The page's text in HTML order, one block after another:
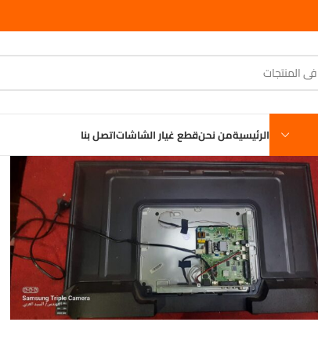
الرئيسيةمن نحنقطع غيار الشاشاتاتصل بنا
اضغط للتكبير